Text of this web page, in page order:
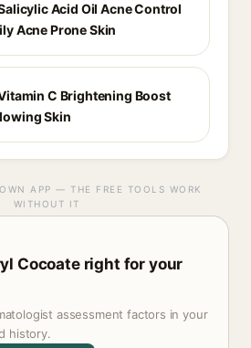
Acid Oil Acne Control
Acne Prone Skin
C Brightening Boost
Skin
APP — THE FREE TOOLS WORK
WITHOUT IT
Cocoate right for your
assessment factors in your
history.